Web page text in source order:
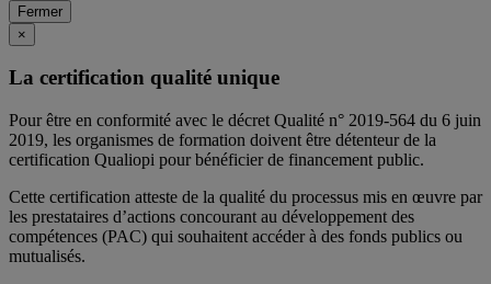
Fermer
×
La certification qualité unique
Pour être en conformité avec le décret Qualité n° 2019-564 du 6 juin
2019, les organismes de formation doivent être détenteur de la
certification Qualiopi pour bénéficier de financement public.
Cette certification atteste de la qualité du processus mis en œuvre par
les prestataires d’actions concourant au développement des
compétences (PAC) qui souhaitent accéder à des fonds publics ou
mutualisés.